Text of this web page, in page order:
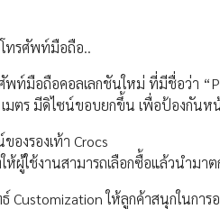
โทรศัพท์มือถือ..
ท์มือถือคอลเลกชันใหม่ ที่มีชื่อว่า
มตร มีดิไซน์ขอบยกขึ้น เพื่อป้องกันห
งรองเท้า Crocs
ใช้งานสามารถเลือกซื้อแล้วนำมาต
Customization ให้ลูกค้าสนุกในกา